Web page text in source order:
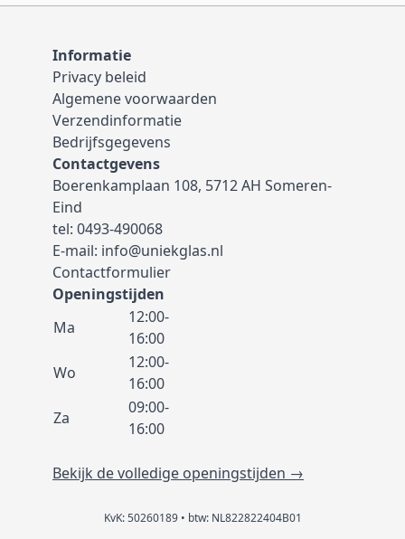
Informatie
Privacy beleid
Algemene voorwaarden
Verzendinformatie
Bedrijfsgegevens
Contactgevens
Boerenkamplaan 108, 5712 AH Someren-
Eind
tel: 0493-490068
E-mail: info@uniekglas.nl
Contactformulier
Openingstijden
Ma
12:00-
16:00
Wo
12:00-
16:00
Za
09:00-
16:00
Bekijk de volledige openingstijden →
KvK: 50260189 • btw: NL822822404B01